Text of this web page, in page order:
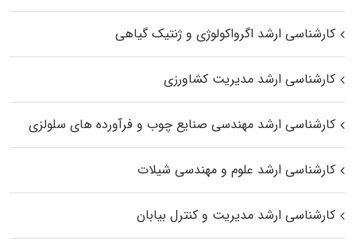
کارشناسی ارشد اگرواکولوژی و ژنتیک گیاهی
کارشناسی ارشد مدیریت کشاورزی
کارشناسی ارشد مهندسی صنایع چوب و فرآورده‌ های سلولزی
کارشناسی ارشد علوم و مهندسی شیلات
کارشناسی ارشد مدیریت و کنترل بیابان